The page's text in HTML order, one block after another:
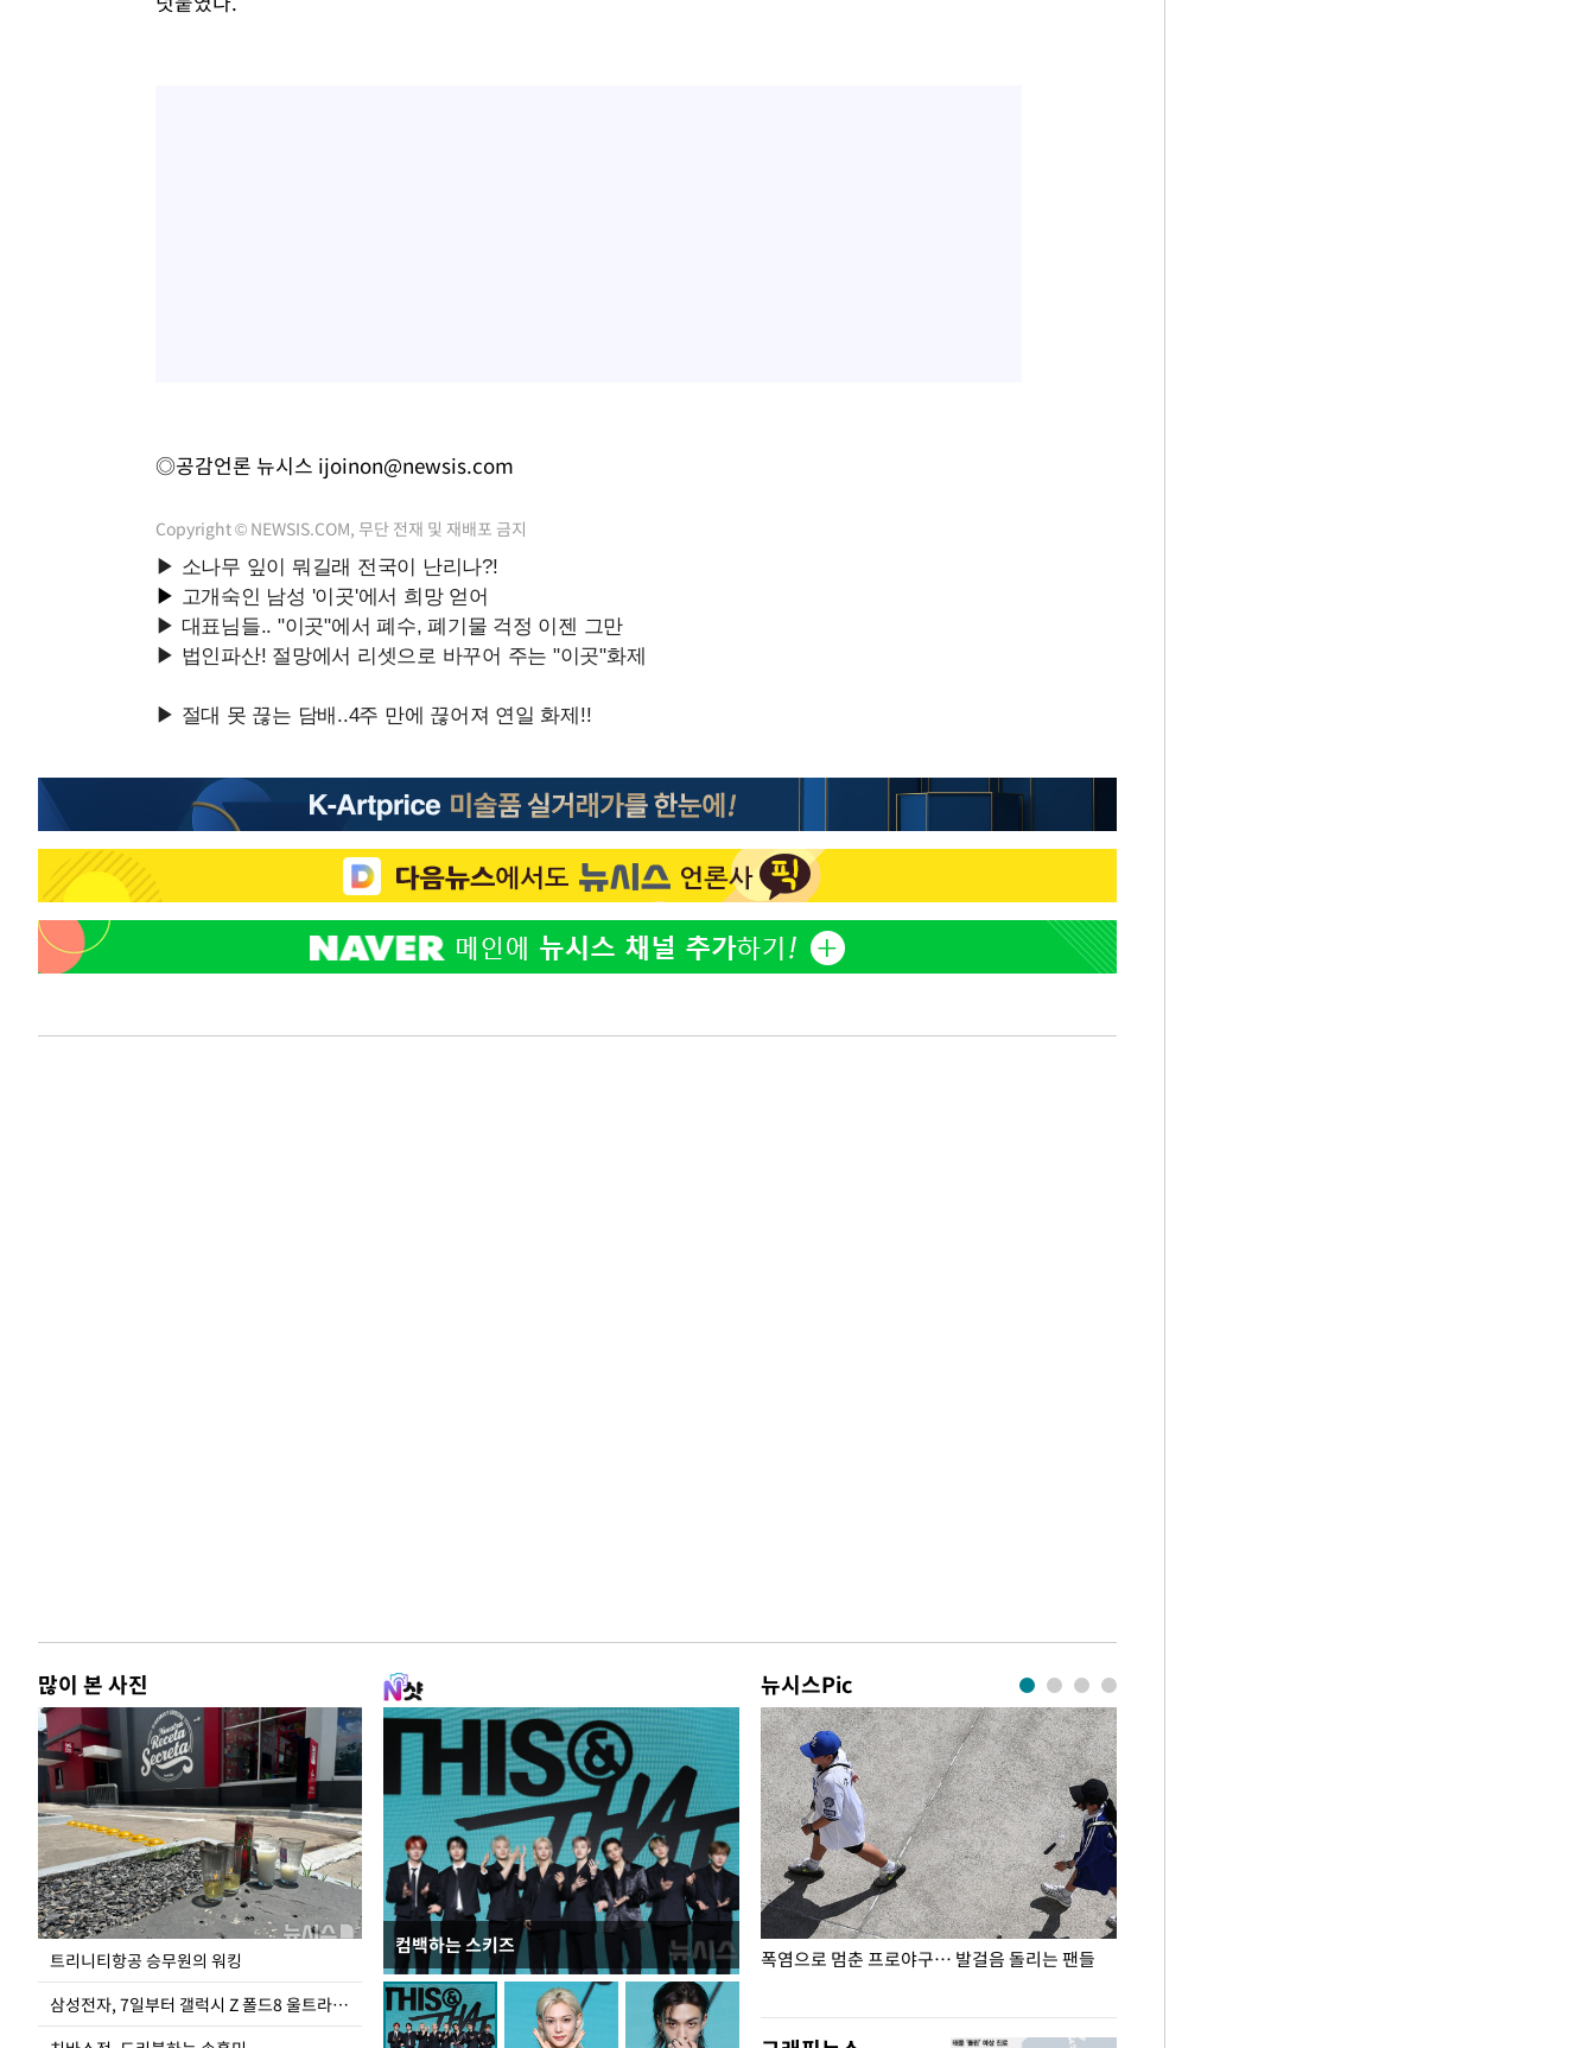
◎공감언론 뉴시스 ijoinon@newsis.com
Copyright © NEWSIS.COM, 무단 전재 및 재배포 금지
많이 본 사진
트리니티항공 승무원의 워킹
삼성전자, 7일부터 갤럭시 Z 폴드8 울트라·폴드8·플립8 출시
컴백하는 스키즈
뉴시스Pic
입추 하루 앞둔 전남광주… 열화상 카메라에 담긴
폭염
폭염으로 멈춘 프로야구… 발걸음 돌리는 팬들